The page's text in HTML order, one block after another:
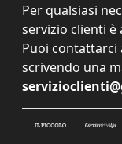
Per qualsiasi
servizio clienti è
Puoi contattarci
scrivendo una